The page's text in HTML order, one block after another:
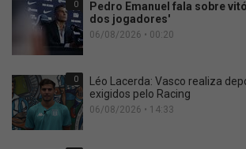
0
Pedro Emanuel fala sobre
dos jogadores'
06/08/2026 • 00:20
0
Léo Lacerda: Vasco realiza
exigidos pelo Racing
06/08/2026 • 14:33